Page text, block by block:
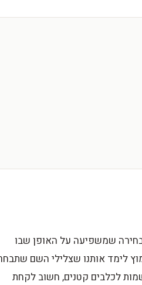
שמשפיעה על האופן שבו
לימד אותנו שצלילי השם
לכלבים קטנים, חשוב לקחת